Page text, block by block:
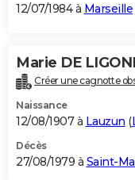
12/07/1984 à Marseille
Marie DE
Créer une cagnotte
Naissance
12/08/1907 à Lauzun (
Décès
27/08/1979 à Saint-